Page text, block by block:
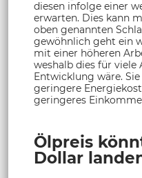
diesen infolge einer
erwarten. Dies kann
oben genannten
gewöhnlich geht ein
mit einer höheren
weshalb dies für
Entwicklung wäre.
geringere
geringeres
Ölpreis
Dollar